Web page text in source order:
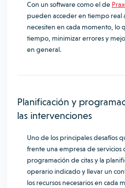
Con un software como el de
pueden acceder en tiempo real
necesiten en cada momento, lo
tiempo, minimizar errores y
en general.
Planificación y
las intervenciones
Uno de los principales desafíos
frente una empresa de servicios
programación de citas y la
operario indicado y llevar un
los recursos necesarios en cada